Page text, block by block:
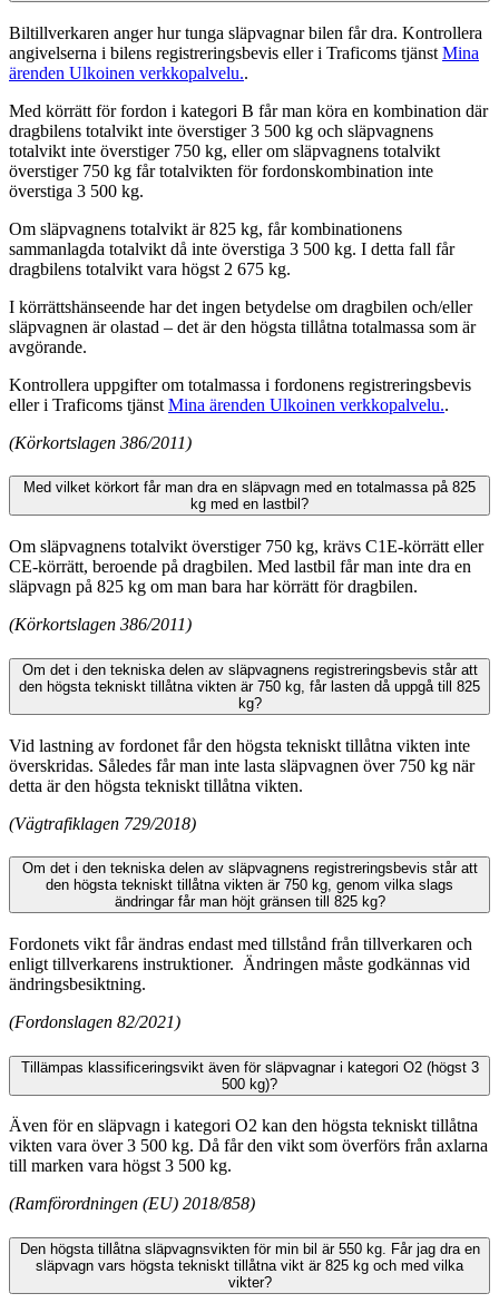
Biltillverkaren anger hur tunga släpvagnar bilen får dra. Kontrollera
angivelserna i bilens registreringsbevis eller i Traficoms tjänst Mina
ärenden Ulkoinen verkkopalvelu..
Med körrätt för fordon i kategori B får man köra en kombination där
dragbilens totalvikt inte överstiger 3 500 kg och släpvagnens
totalvikt inte överstiger 750 kg, eller om släpvagnens totalvikt
överstiger 750 kg får totalvikten för fordonskombination inte
överstiga 3 500 kg.
Om släpvagnens totalvikt är 825 kg, får kombinationens
sammanlagda totalvikt då inte överstiga 3 500 kg. I detta fall får
dragbilens totalvikt vara högst 2 675 kg.
I körrättshänseende har det ingen betydelse om dragbilen och/eller
släpvagnen är olastad – det är den högsta tillåtna totalmassa som är
avgörande.
Kontrollera uppgifter om totalmassa i fordonens registreringsbevis
eller i Traficoms tjänst Mina ärenden Ulkoinen verkkopalvelu..
(Körkortslagen 386/2011)
Med vilket körkort får man dra en släpvagn med en totalmassa på 825
kg med en lastbil?
Om släpvagnens totalvikt överstiger 750 kg, krävs C1E-körrätt eller
CE-körrätt, beroende på dragbilen. Med lastbil får man inte dra en
släpvagn på 825 kg om man bara har körrätt för dragbilen.
(Körkortslagen 386/2011)
Om det i den tekniska delen av släpvagnens registreringsbevis står att
den högsta tekniskt tillåtna vikten är 750 kg, får lasten då uppgå till 825
kg?
Vid lastning av fordonet får den högsta tekniskt tillåtna vikten inte
överskridas. Således får man inte lasta släpvagnen över 750 kg när
detta är den högsta tekniskt tillåtna vikten.
(Vägtrafiklagen 729/2018)
Om det i den tekniska delen av släpvagnens registreringsbevis står att
den högsta tekniskt tillåtna vikten är 750 kg, genom vilka slags
ändringar får man höjt gränsen till 825 kg?
Fordonets vikt får ändras endast med tillstånd från tillverkaren och
enligt tillverkarens instruktioner. Ändringen måste godkännas vid
ändringsbesiktning.
(Fordonslagen 82/2021)
Tillämpas klassificeringsvikt även för släpvagnar i kategori O2 (högst 3
500 kg)?
Även för en släpvagn i kategori O2 kan den högsta tekniskt tillåtna
vikten vara över 3 500 kg. Då får den vikt som överförs från axlarna
till marken vara högst 3 500 kg.
(Ramförordningen (EU) 2018/858)
Den högsta tillåtna släpvagnsvikten för min bil är 550 kg. Får jag dra en
släpvagn vars högsta tekniskt tillåtna vikt är 825 kg och med vilka
vikter?